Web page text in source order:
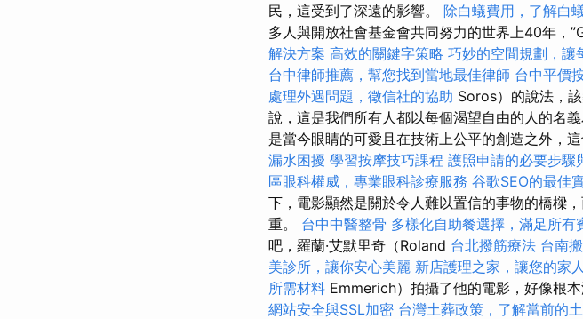
民，這受到了深遠的影響。 除白蟻費用，了解白
多人與開放社會基金會共同努力的世界上40年，
解決方案 高效的關鍵字策略 巧妙的空間規劃，讓
台中律師推薦，幫您找到當地最佳律師 台中平價
處理外遇問題，徵信社的協助 Soros）的說法，
說，這是我們所有人都以每個渴望自由的人的名
是當今眼睛的可愛且在技術上公平的創造之外，
漏水困擾 學習按摩技巧課程 護照申請的必要步驟
區眼科權威，專業眼科診療服務 谷歌SEO的最佳
下，電影顯然是關於令人難以置信的事物的橋樑
重。 台中中醫整骨 多樣化自助餐選擇，滿足所有
吧，羅蘭·艾默里奇（Roland 台北撥筋療法 台南
美診所，讓你安心美麗 新店護理之家，讓您的家
所需材料 Emmerich）拍攝了他的電影，好像根本
網站安全與SSL加密 台灣土葬政策，了解當前的